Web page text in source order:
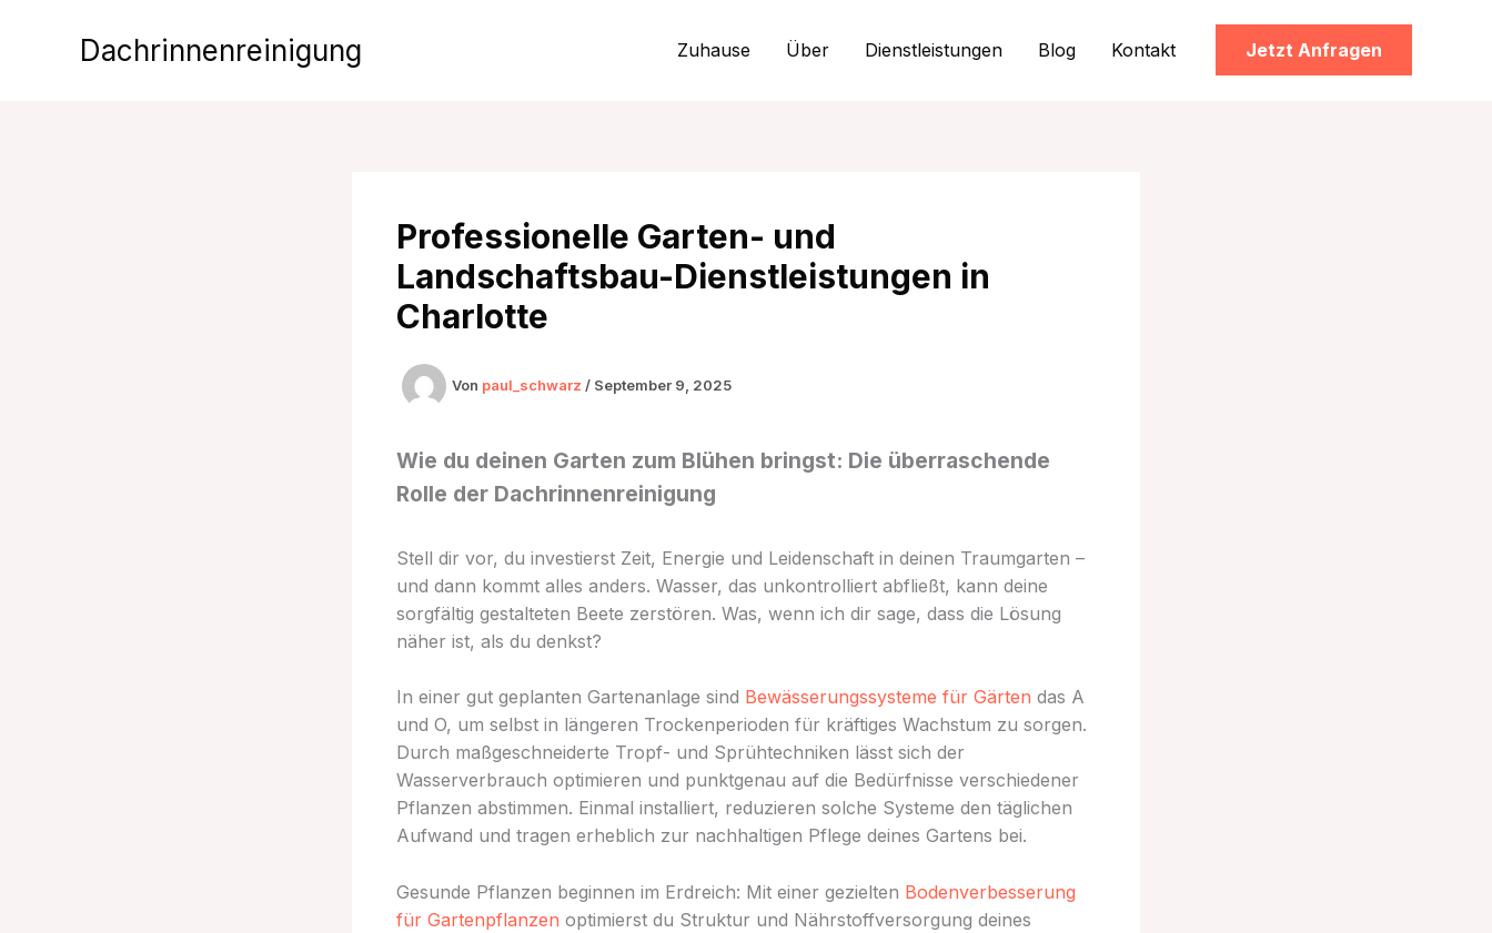
Dachrinnenreinigung Zuhause Über Dienstleistungen Blog Kontakt Jetzt Anfragen
Professionelle Garten- und
Landschaftsbau-Dienstleistungen in
Charlotte
Von paul_schwarz / September 9, 2025
Wie du deinen Garten zum Blühen bringst: Die überraschende
Rolle der Dachrinnenreinigung
Stell dir vor, du investierst Zeit, Energie und Leidenschaft in deinen Traumgarten –
und dann kommt alles anders. Wasser, das unkontrolliert abfließt, kann deine
sorgfältig gestalteten Beete zerstören. Was, wenn ich dir sage, dass die Lösung
näher ist, als du denkst?
In einer gut geplanten Gartenanlage sind Bewässerungssysteme für Gärten das A
und O, um selbst in längeren Trockenperioden für kräftiges Wachstum zu sorgen.
Durch maßgeschneiderte Tropf- und Sprühtechniken lässt sich der
Wasserverbrauch optimieren und punktgenau auf die Bedürfnisse verschiedener
Pflanzen abstimmen. Einmal installiert, reduzieren solche Systeme den täglichen
Aufwand und tragen erheblich zur nachhaltigen Pflege deines Gartens bei.
Gesunde Pflanzen beginnen im Erdreich: Mit einer gezielten Bodenverbesserung
für Gartenpflanzen optimierst du Struktur und Nährstoffversorgung deines